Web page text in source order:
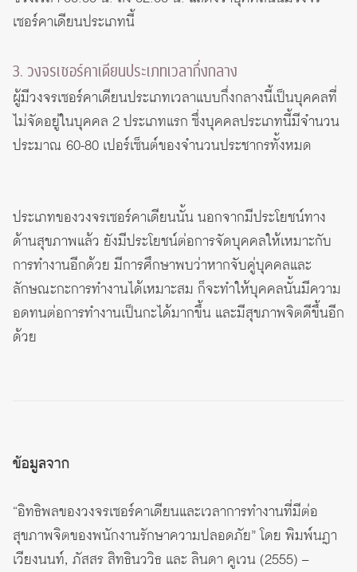
เซอร์คาเดียนประเภทนี้
3. วงจรเซอร์คาเดียนประเภทเวลากึ่งกลาง
ผู้มีวงจรเซอร์คาเดียนประเภทเวลาแบบกึ่งกลางนี้เป็นบุคคลที่
ไม่จัดอยู่ในบุคคล 2 ประเภทแรก ซึ่งบุคคลประเภทนี้มีจำนวน
ประมาณ 60-80 เปอร์เซ็นต์ของจำนวนประชากรทั้งหมด
ประเภทของวงจรเซอร์คาเดียนนั้น นอกจากมีประโยชน์ทาง
ด้านสุขภาพแล้ว ยังมีประโยชน์ต่อการจัดบุคคลให้เหมาะกับ
การทำงานอีกด้วย มีการศึกษาพบว่าหากจับคู่บุคคลและ
ลักษณะกะการทำงานได้เหมาะสม ก็จะทำให้บุคคลนั้นมีความ
อดทนต่อการทำงานเป็นกะได้มากขึ้น และมีสุขภาพจิตดีขึ้นอีก
ด้วย
ข้อมูลจาก
“อิทธิพลของวงจรเซอร์คาเดียนและเวลาการทำงานที่มีต่อ
สุขภาพจิตของพนักงานรักษาความปลอดภัย” โดย พิมพ์นฏา
เวียงนนท์, ภัสสร สิทธินววิธ และ ลินดา คูเวน (2555) –